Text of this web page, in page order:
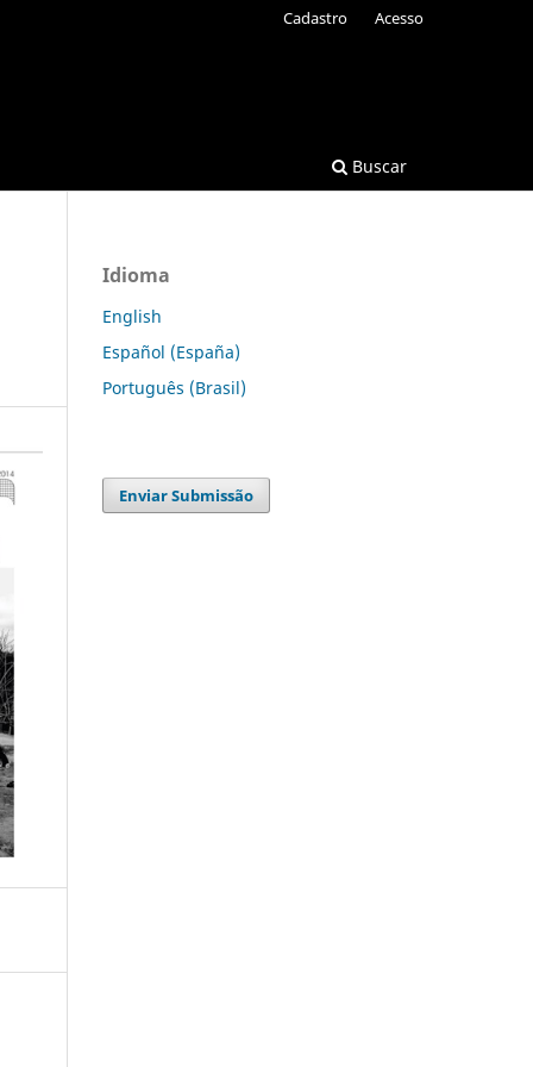
Buscar
Cadastro Acesso
Idioma
English
Español (España)
Português (Brasil)
Enviar Submissão